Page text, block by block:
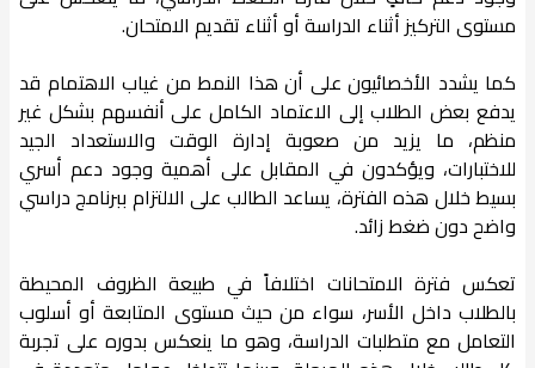
مستوى التركيز أثناء الدراسة أو أثناء تقديم الامتحان.
كما يشدد الأخصائيون على أن هذا النمط من غياب الاهتمام قد
يدفع بعض الطلاب إلى الاعتماد الكامل على أنفسهم بشكل غير
منظم، ما يزيد من صعوبة إدارة الوقت والاستعداد الجيد
للاختبارات، ويؤكدون في المقابل على أهمية وجود دعم أسري
بسيط خلال هذه الفترة، يساعد الطالب على الالتزام ببرنامج دراسي
واضح دون ضغط زائد.
تعكس فترة الامتحانات اختلافاً في طبيعة الظروف المحيطة
بالطلاب داخل الأسر، سواء من حيث مستوى المتابعة أو أسلوب
التعامل مع متطلبات الدراسة، وهو ما ينعكس بدوره على تجربة